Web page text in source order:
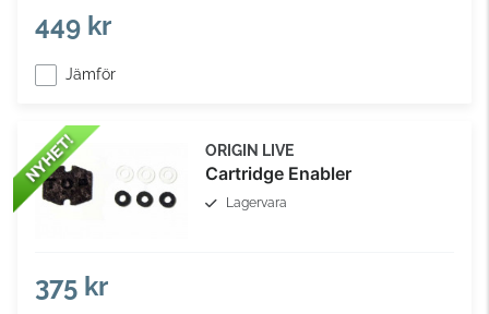
449 kr
Jämför
ORIGIN LIVE
Cartridge Enabler
Lagervara
375 kr